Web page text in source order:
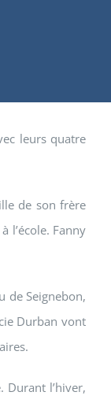
leurs quatre
de son frère
l’école. Fanny
de Seignebon,
Durban vont
Durant l’hiver,